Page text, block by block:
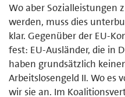
Wo aber Sozialleistungen
werden, muss dies
klar. Gegenüber der EU-
fest: EU-Ausländer, die in
haben grundsätzlich
Arbeitslosengeld II. Wo es
wir sie an. Im